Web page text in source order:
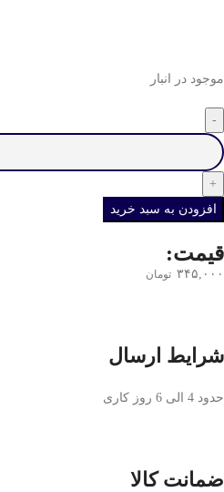
موجود در انبار
افزودن به سبد خرید
قیمت:
۳۴۵,۰۰۰ تومان
شرایط ارسال
حدود 4 الی 6 روز کاری
ضمانت کالا